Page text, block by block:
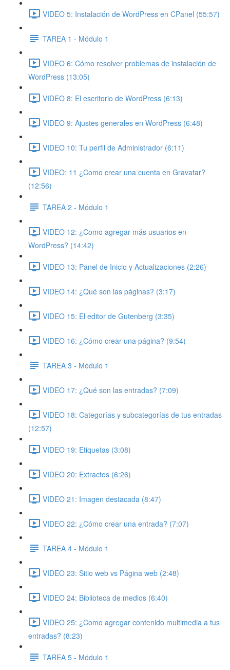
VIDEO 5: Instalación de WordPress en CPanel (55:57)
TAREA 1 - Módulo 1
VIDEO 6: Cómo resolver problemas de instalación de
WordPress (13:05)
VIDEO 8: El escritorio de WordPress (6:13)
VIDEO 9: Ajustes generales en WordPress (6:48)
VIDEO 10: Tu perfil de Administrador (6:11)
VIDEO: 11 ¿Como crear una cuenta en Gravatar?
(12:56)
TAREA 2 - Módulo 1
VIDEO 12: ¿Como agregar más usuarios en
WordPress? (14:42)
VIDEO 13: Panel de Inicio y Actualizaciones (2:26)
VIDEO 14: ¿Qué son las páginas? (3:17)
VIDEO 15: El editor de Gutenberg (3:35)
VIDEO 16: ¿Cómo crear una página? (9:54)
TAREA 3 - Módulo 1
VIDEO 17: ¿Qué son las entradas? (7:09)
VIDEO 18: Categorías y subcategorías de tus entradas
(12:57)
VIDEO 19: Etiquetas (3:08)
VIDEO 20: Extractos (6:26)
VIDEO 21: Imagen destacada (8:47)
VIDEO 22: ¿Cómo crear una entrada? (7:07)
TAREA 4 - Módulo 1
VIDEO 23: Sitio web vs Página web (2:48)
VIDEO 24: Biblioteca de medios (6:40)
VIDEO 25: ¿Como agregar contenido multimedia a tus
entradas? (8:23)
TAREA 5 - Módulo 1